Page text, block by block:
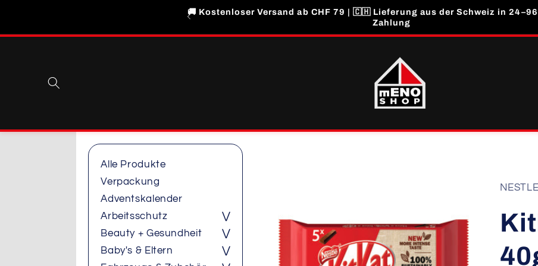
🚚 Kostenloser Versand ab CHF 79 | 🇨🇭 Lieferung aus der Schweiz in
Zahlung
Alle Produkte
Verpackung
Adventskalender
Arbeitsschutz
⋁
Beauty + Gesundheit
⋁
Baby's & Eltern
⋁
NESTLE